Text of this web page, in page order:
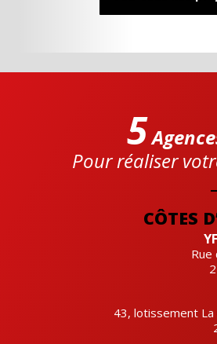
CÔTES
Rue
43, lotissement La
5
Pour réaliser